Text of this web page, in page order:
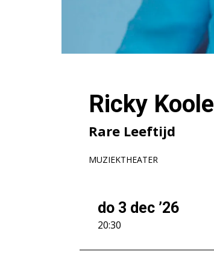
Ricky Koole
Rare Leeftijd
MUZIEKTHEATER
do 3 dec ’26
20:30